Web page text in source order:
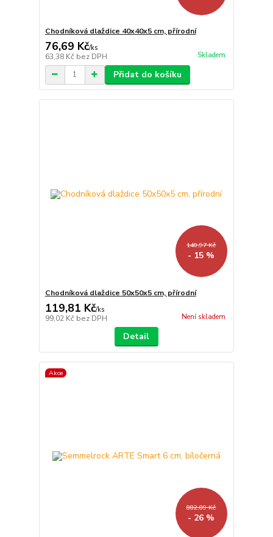
Chodníková dlaždice 40x40x5 cm, přírodní
76,69 Kč/ks
63,38 Kč bez DPH Skladem
Přidat do košíku
140,97 Kč
- 15 %
Chodníková dlaždice 50x50x5 cm, přírodní
119,81 Kč/ks
99,02 Kč bez DPH Není skladem
Detail
Akce
882,09 Kč
- 26 %